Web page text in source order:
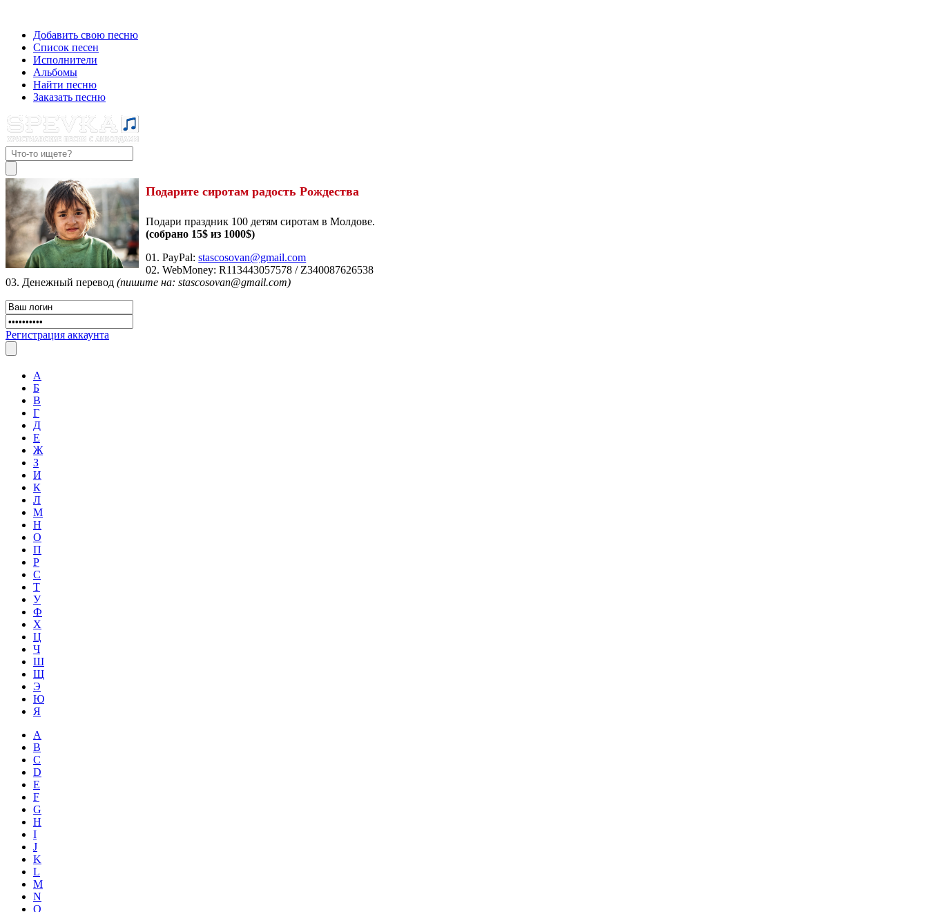
Добавить свою песню
Список песен
Исполнители
Альбомы
Найти песню
Заказать песню
Подарите сиротам радость Рождества
Подари праздник 100 детям сиротам в Молдове.
(собрано 15$ из 1000$)
01. PayPal:stascosovan@gmail.com
02. WebMoney:R113443057578 / Z340087626538
03. Денежный перевод (пишите на: stascosovan@gmail.com)
Регистрация аккаунта
А
Б
В
Г
Д
Е
Ж
З
И
К
Л
М
Н
О
П
Р
С
Т
У
Ф
Х
Ц
Ч
Ш
Щ
Э
Ю
Я
A
B
C
D
E
F
G
H
I
J
K
L
M
N
O